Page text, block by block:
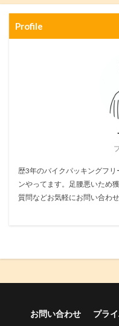
Profile
歴3年のバイクパッキングフ
ンやってます。足腰悪いため
質問などお気軽にお問い合わ
お問い合わせ プラ